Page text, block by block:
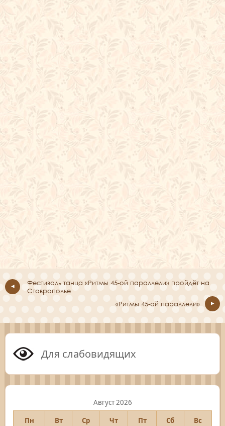
Фестиваль танца «Ритмы 45-ой параллели» пройдёт на
Ставрополье
«Ритмы 45-ой параллели»
Для слабовидящих
Август 2026
Пн
Вт Ср Чт Пт Сб Вс